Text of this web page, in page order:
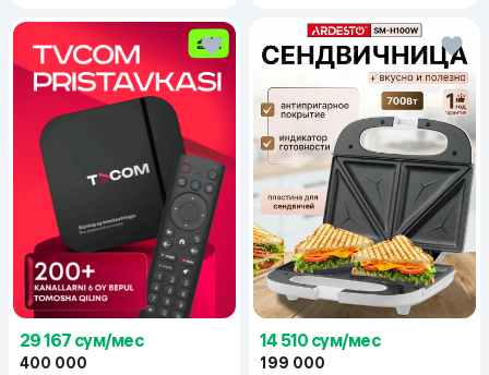
29 167 сум/мес
400 000
14 510 сум/мес
199 000